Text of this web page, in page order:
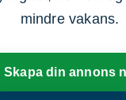
mindre vakans.
Skapa din annons